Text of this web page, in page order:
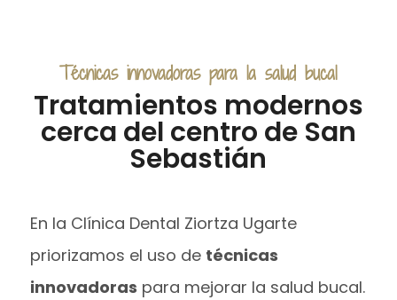
Técnicas innovadoras para la salud bucal
Tratamientos modernos
cerca del centro de San
Sebastián
En la Clínica Dental Ziortza Ugarte
priorizamos el uso de técnicas
innovadoras para mejorar la salud bucal.